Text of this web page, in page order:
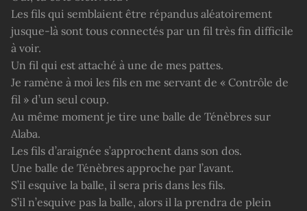
Les fils qui semblaient être répandus aléatoirement
jusque-là sont tous connectés par un fil très fin difficile
à voir.
Un fil qui est attaché à une de mes pattes.
Je ramène à moi les fils en me servant de « Contrôle de
fil » d’un seul coup.
Au même moment je tire une balle de Ténèbres sur
Alaba.
Les fils d’araignée s’approchent dans son dos.
Une balle de Ténèbres approche par l’avant.
S’il esquive la balle, il sera pris dans les fils.
S’il n’esquive pas la balle, alors il la prendra de plein